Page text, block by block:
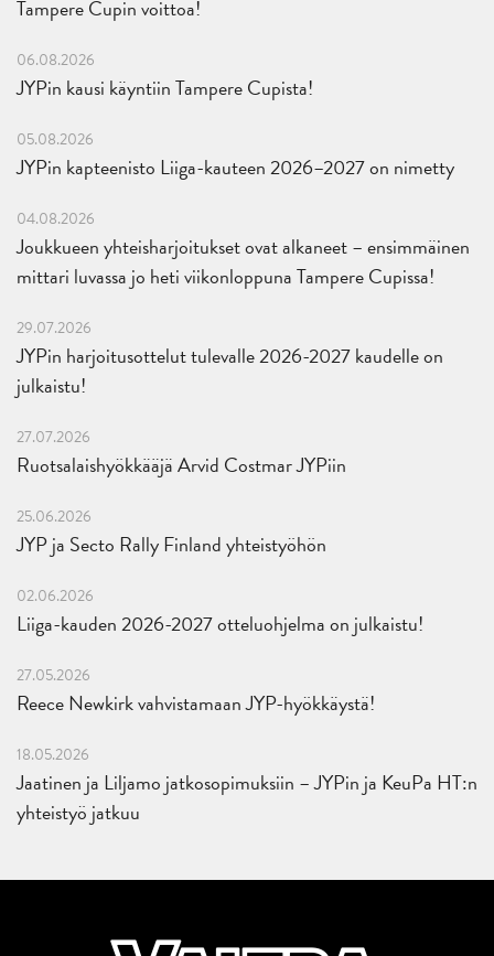
Tampere Cupin voittoa!
06.08.2026
JYPin kausi käyntiin Tampere Cupista!
05.08.2026
JYPin kapteenisto Liiga-kauteen 2026–2027 on nimetty
04.08.2026
Joukkueen yhteisharjoitukset ovat alkaneet – ensimmäinen
mittari luvassa jo heti viikonloppuna Tampere Cupissa!
29.07.2026
JYPin harjoitusottelut tulevalle 2026-2027 kaudelle on
julkaistu!
27.07.2026
Ruotsalaishyökkääjä Arvid Costmar JYPiin
25.06.2026
JYP ja Secto Rally Finland yhteistyöhön
02.06.2026
Liiga-kauden 2026-2027 otteluohjelma on julkaistu!
27.05.2026
Reece Newkirk vahvistamaan JYP-hyökkäystä!
18.05.2026
Jaatinen ja Liljamo jatkosopimuksiin – JYPin ja KeuPa HT:n
yhteistyö jatkuu